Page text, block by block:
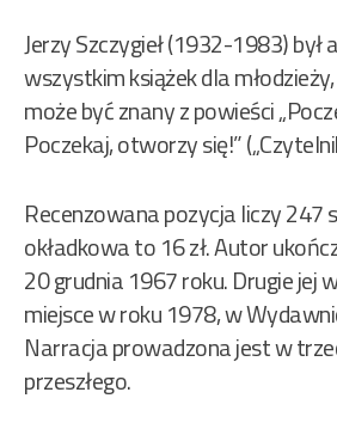
Jerzy Szczygieł (1932-1983)
wszystkim książek dla
może być znany z powieści
Poczekaj, otworzy się!”
Recenzowana pozycja liczy 247
okładkowa to 16 zł. Autor
20 grudnia 1967 roku. Drugie jej
miejsce w roku 1978, w
Narracja prowadzona jest w
przeszłego.